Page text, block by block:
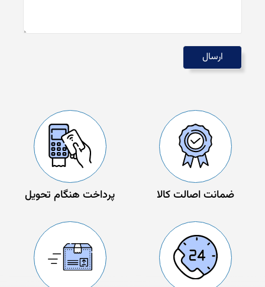
ضمانت اصالت کالا پرداخت هنگام تحویل